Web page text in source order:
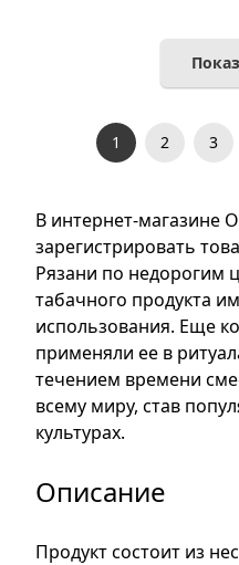
1 2 3
В интернет-магазине
зарегистрировать
Рязани по недорогим
табачного продукта
использования. Еще
применяли ее в
течением времени
всему миру, став
культурах.
Описание
Продукт состоит из